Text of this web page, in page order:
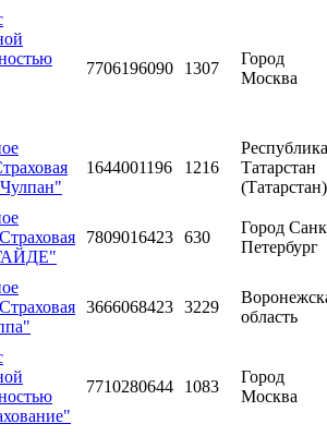
7706196090 1307
Город
Москва
1644001196 1216
Республика
Татарстан
(Татарстан)
7809016423 630
Город
Петербург
3666068423 3229
область
7710280644 1083
Город
Москва